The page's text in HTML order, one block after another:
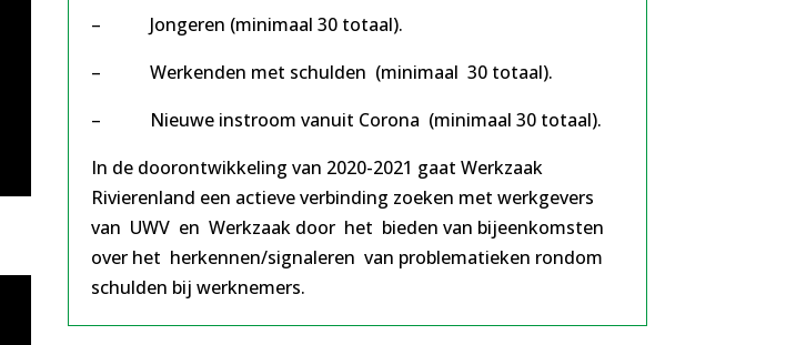
– Jongeren (minimaal 30 totaal).
– Werkenden met schulden (minimaal 30 totaal).
– Nieuwe instroom vanuit Corona (minimaal 30 totaal).
In de doorontwikkeling van 2020-2021 gaat Werkzaak
Rivierenland een actieve verbinding zoeken met werkgevers
van UWV en Werkzaak door het bieden van bijeenkomsten
over het herkennen/signaleren van problematieken rondom
schulden bij werknemers.